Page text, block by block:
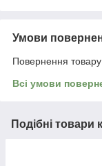
Умови
Повернення
Всі умови
Подібні товари